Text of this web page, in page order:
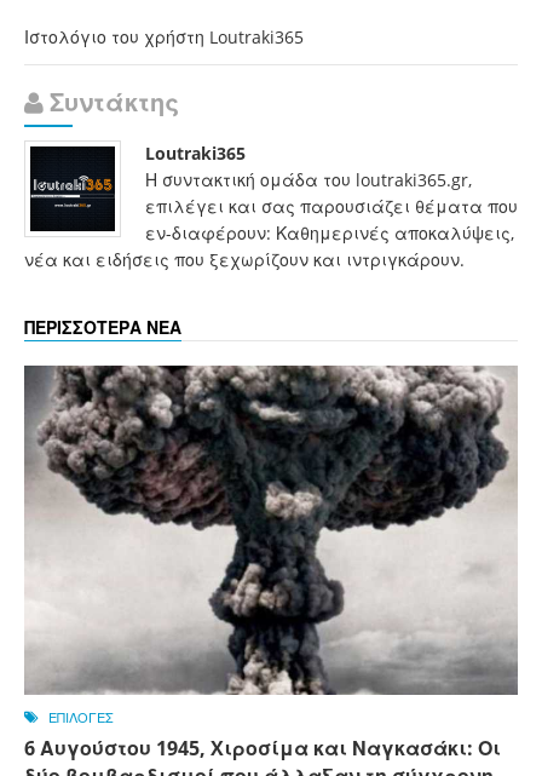
Ιστολόγιο του χρήστη Loutraki365
Συντάκτης
Loutraki365
Η συντακτική ομάδα του loutraki365.gr,
επιλέγει και σας παρουσιάζει θέματα που
εν-διαφέρουν: Καθημερινές αποκαλύψεις,
νέα και ειδήσεις που ξεχωρίζουν και ιντριγκάρουν.
ΠΕΡΙΣΣΟΤΕΡΑ ΝΕΑ
ΕΠΙΛΟΓΕΣ
6 Αυγούστου 1945, Xιροσίμα και Ναγκασάκι: Οι